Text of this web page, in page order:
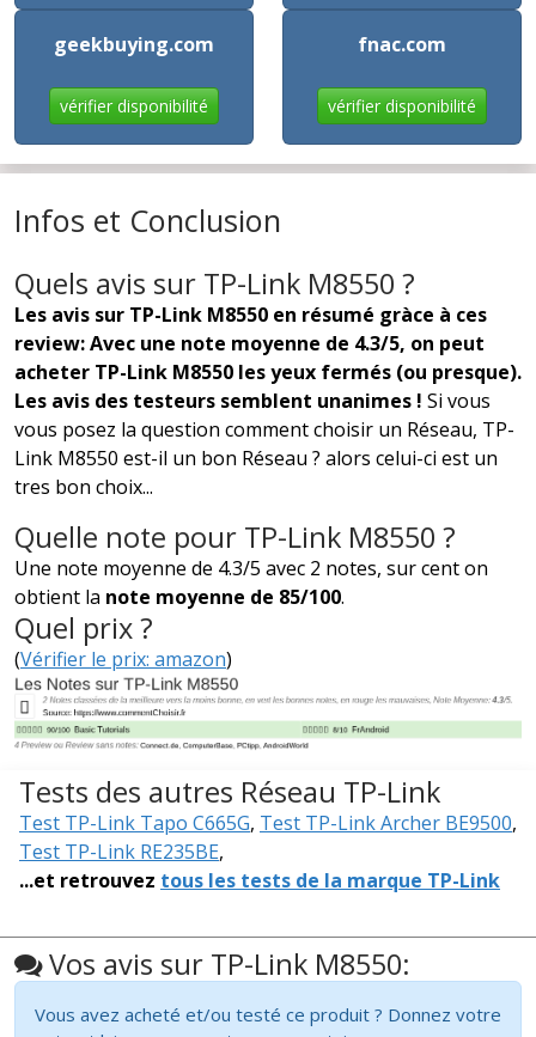
geekbuying.com
vérifier disponibilité
fnac.com
vérifier disponibilité
Infos et Conclusion
Quels avis sur TP-Link M8550 ?
Les avis sur TP-Link M8550 en résumé gràce à ces
review: Avec une note moyenne de 4.3/5, on peut
acheter TP-Link M8550 les yeux fermés (ou presque).
Les avis des testeurs semblent unanimes ! Si vous
vous posez la question comment choisir un Réseau, TP-
Link M8550 est-il un bon Réseau ? alors celui-ci est un
tres bon choix...
Quelle note pour TP-Link M8550 ?
Une note moyenne de 4.3/5 avec 2 notes, sur cent on
obtient la note moyenne de 85/100.
Quel prix ?
(Vérifier le prix: amazon)
Tests des autres Réseau TP-Link
Test TP-Link Tapo C665G, Test TP-Link Archer BE9500,
Test TP-Link RE235BE,
...et retrouvez tous les tests de la marque TP-Link
Vos avis sur TP-Link M8550:
Vous avez acheté et/ou testé ce produit ? Donnez votre